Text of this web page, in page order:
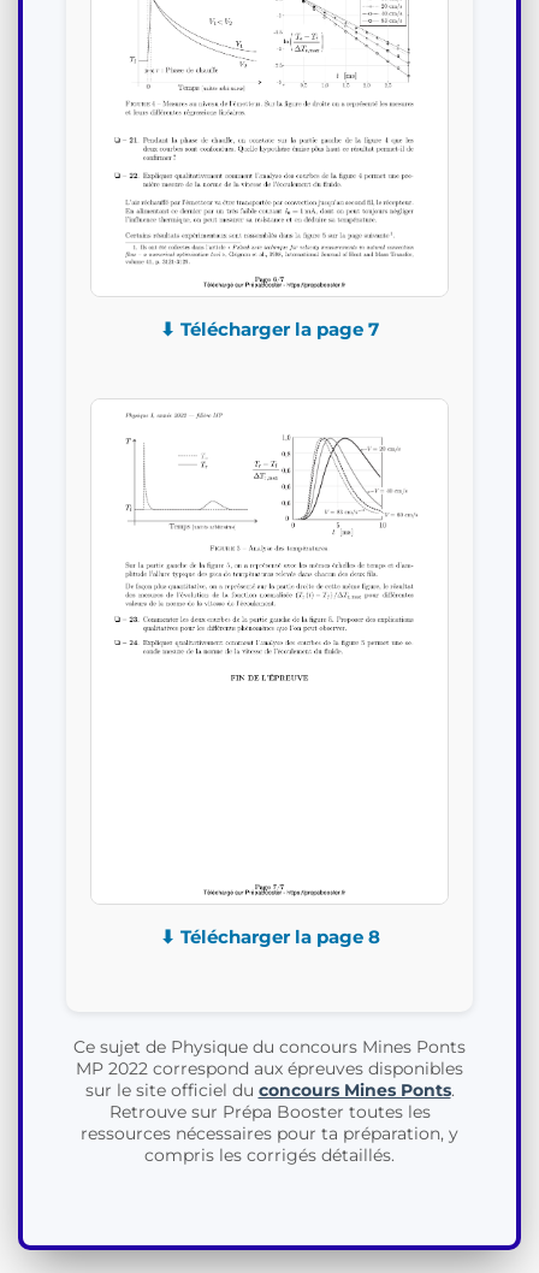
⬇ Télécharger la page 7
⬇ Télécharger la page 8
Ce sujet de Physique du concours Mines Ponts
MP 2022 correspond aux épreuves disponibles
sur le site officiel du concours Mines Ponts.
Retrouve sur Prépa Booster toutes les
ressources nécessaires pour ta préparation, y
compris les corrigés détaillés.